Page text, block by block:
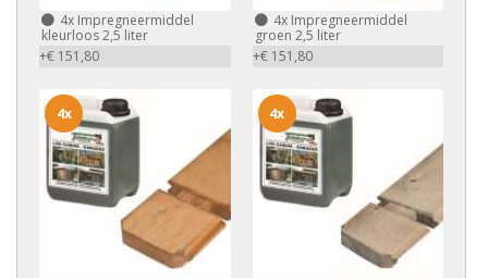
4x Impregneermiddel
kleurloos 2,5 liter
+€ 151,80
4xImpregneermiddel
groen 2,5 liter
+€ 151,80
4x 4x